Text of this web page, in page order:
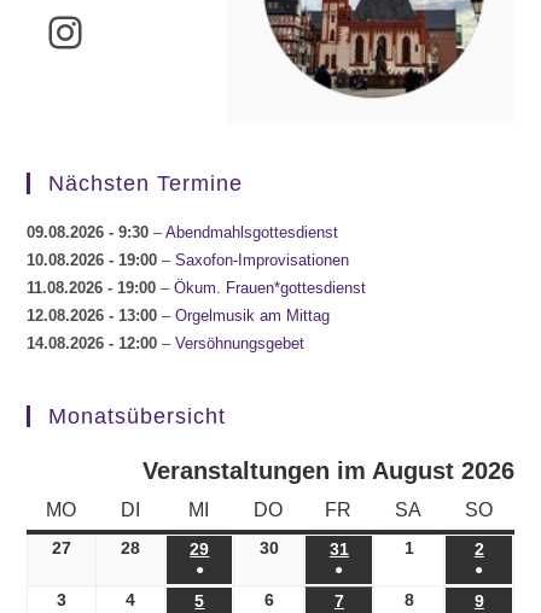
Instagram
Nächsten Termine
09.08.2026 - 9:30 –Abendmahlsgottesdienst
10.08.2026 - 19:00 –Saxofon-Improvisationen
11.08.2026 - 19:00 –Ökum. Frauen*gottesdienst
12.08.2026 - 13:00 –Orgelmusik am Mittag
14.08.2026 - 12:00 –Versöhnungsgebet
Monatsübersicht
Veranstaltungen im August 2026
MO MONTAG
DI DIENSTAG
MI MITTWOCH
DO DONNERSTAG
FR FREITAG
SA SAMSTAG
SO
27 27.07.2026
28 28.07.2026
29 29.07.2026
●
(1
3030.07.2026
3131.07.2026
●
(1
101.08.2026
2
●
(1
3 03.08.2026
4 04.08.2026
5 05.08.2026
606.08.2026
707.08.2026
808.08.2026
9